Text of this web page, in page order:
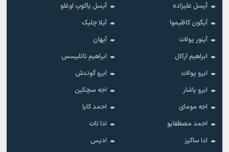
آیسل علیزاده
آیسل یاکوپ اوغلو
آیگون کاظیموا
آیلا چلیک
آینور پولات
آیهان
ابراهیم ارکال
ابراهیم تاتلیسس
ابرو پولات
ابرو گوندش
ابرو یاشار
اجه سچکین
اجه مومای
احمد کایا
احمد مصطفایو
ادا تات
ادا ساکیز
ادیس